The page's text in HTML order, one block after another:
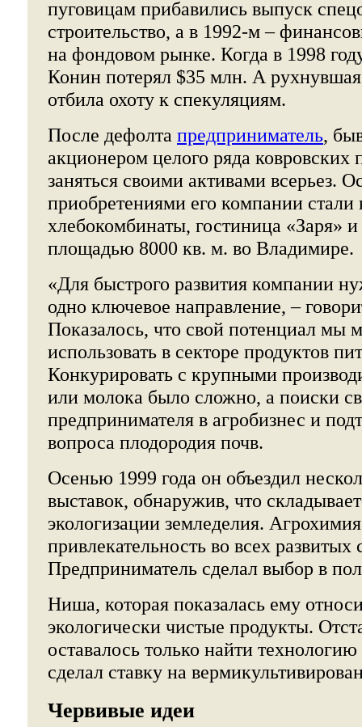
пуговицам прибавились выпуск
строительство, а в 1992-м –
на фондовом рынке. Когда в 1998
Конин потерял $35 млн. А
отбила охоту к спекуляциям.
После дефолта предприниматель,
акционером целого ряда
заняться своими активами всерьез.
приобретениями его компании стали
хлебокомбинаты, гостиница «Заря»
площадью 8000 кв. м. во Владимире.
«Для быстрого развития компании
одно ключевое направление, –
Показалось, что свой потенциал мы
использовать в секторе продуктов
Конкурировать с крупными
или молока было сложно, а поиски
предпринимателя в агробизнес и
вопроса плодородия почв.
Осенью 1999 года он объездил
выставок, обнаружив, что
экологизации земледелия. Агрохимия
привлекательность во всех развитых
Предприниматель сделал выбор в
Ниша, которая показалась ему
экологически чистые продукты.
оставалось только найти
сделал ставку на
Червивые идеи